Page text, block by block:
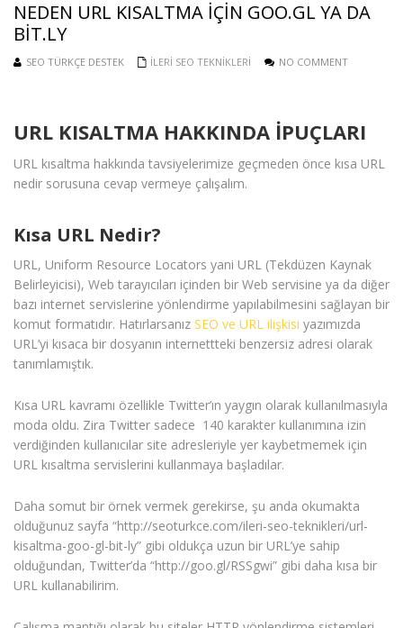
NEDEN URL KISALTMA IÇIN GOO.GL YA DA
BIT.LY
SEO TÜRKÇE DESTEK İLERI SEO TEKNIKLERI NO COMMENT
URL KISALTMA HAKKINDA İPUÇLARI
URL kısaltma hakkında tavsiyelerimize geçmeden önce kısa URL
nedir sorusuna cevap vermeye çalışalım.
Kısa URL Nedir?
URL, Uniform Resource Locators yani URL (Tekdüzen Kaynak
Belirleyicisi), Web tarayıcıları içinden bir Web servisine ya da diğer
bazı internet servislerine yönlendirme yapılabilmesini sağlayan bir
komut formatıdır. Hatırlarsanız SEO ve URL ilişkisi yazımızda
URL’yi kısaca bir dosyanın internettteki benzersiz adresi olarak
tanımlamıştık.
Kısa URL kavramı özellikle Twitter’ın yaygın olarak kullanılmasıyla
moda oldu. Zira Twitter sadece 140 karakter kullanımına izin
verdiğinden kullanıcılar site adresleriyle yer kaybetmemek için
URL kısaltma servislerini kullanmaya başladılar.
Daha somut bir örnek vermek gerekirse, şu anda okumakta
olduğunuz sayfa “http://seoturkce.com/ileri-seo-teknikleri/url-
kisaltma-goo-gl-bit-ly” gibi oldukça uzun bir URL’ye sahip
olduğundan, Twitter’da “http://goo.gl/RSSgwi” gibi daha kısa bir
URL kullanabilirim.